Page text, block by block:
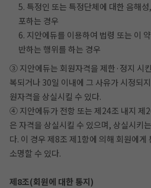
5. 특정인 또는 특정단체에 대한 음해
포하는 경우
6. 지안에듀를 이용하여 법령 또는 이
반하는 행위를 하는 경우
③ 지안에듀는 회원자격을 제한·정지 시
복되거나 30일 이내에 그 사유가 시정되
원자격을 상실시킬 수 있다.
④ 지안에듀가 전항 또는 제24조 내지 제
은 자격을 상실시킬 수 있으며, 상실시키
다. 이 경우 제8조 제1항에 의해 회원에
소명할 수 있다.
제8조(회원에 대한 통지)